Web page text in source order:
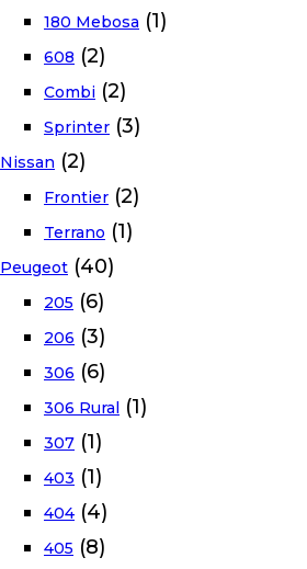
180 Mebosa (1)
608 (2)
Combi (2)
Sprinter (3)
Nissan (2)
Frontier (2)
Terrano (1)
Peugeot (40)
205 (6)
206 (3)
306 (6)
306 Rural (1)
307 (1)
403 (1)
404 (4)
405 (8)